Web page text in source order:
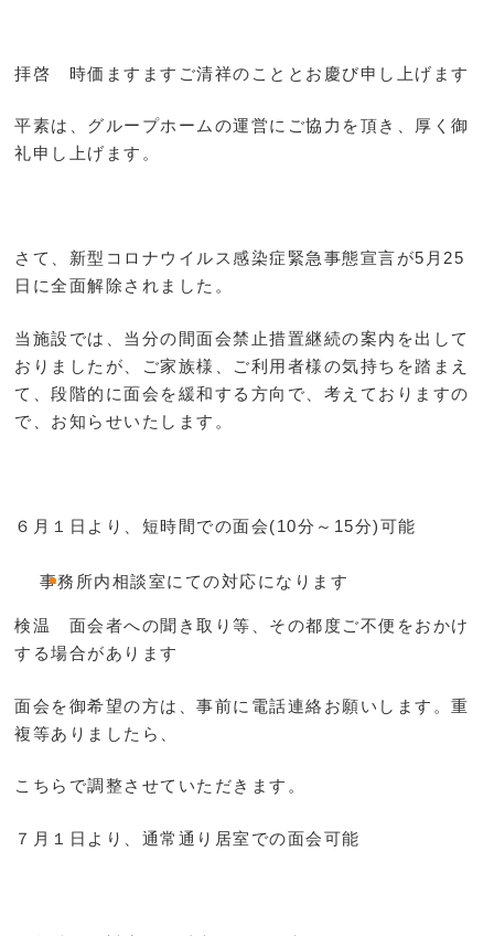
拝啓 時価ますますご清祥のこととお慶び申し上げます
平素は、グループホームの運営にご協力を頂き、厚く御
礼申し上げます。
さて、新型コロナウイルス感染症緊急事態宣言が5月25
日に全面解除されました。
当施設では、当分の間面会禁止措置継続の案内を出して
おりましたが、ご家族様、ご利用者様の気持ちを踏まえ
て、段階的に面会を緩和する方向で、考えておりますの
で、お知らせいたします。
６月１日より、短時間での面会(10分～15分)可能
事務所内相談室にての対応になります
検温 面会者への聞き取り等、その都度ご不便をおかけ
する場合があります
面会を御希望の方は、事前に電話連絡お願いします。重
複等ありましたら、
こちらで調整させていただきます。
７月１日より、通常通り居室での面会可能